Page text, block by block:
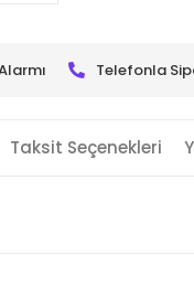
Telefonla
Taksit Seçenekleri